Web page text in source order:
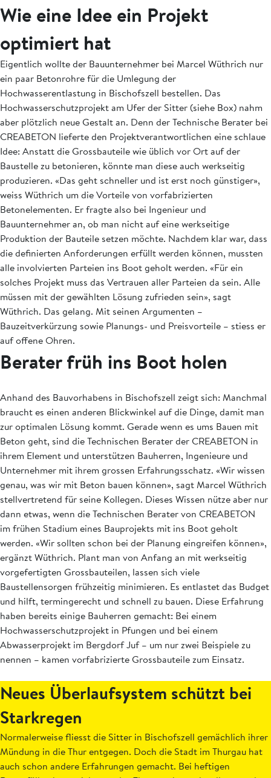
Wie eine Idee ein Projekt
optimiert hat
Eigentlich wollte der Bauunternehmer bei Marcel Wüthrich nur
ein paar Betonrohre für die Umlegung der
Hochwasserentlastung in Bischofszell bestellen. Das
Hochwasserschutzprojekt am Ufer der Sitter (siehe Box) nahm
aber plötzlich neue Gestalt an. Denn der Technische Berater bei
CREABETON lieferte den Projektverantwortlichen eine schlaue
Idee: Anstatt die Grossbauteile wie üblich vor Ort auf der
Baustelle zu betonieren, könnte man diese auch werkseitig
produzieren. «Das geht schneller und ist erst noch günstiger»,
weiss Wüthrich um die Vorteile von vorfabrizierten
Betonelementen. Er fragte also bei Ingenieur und
Bauunternehmer an, ob man nicht auf eine werkseitige
Produktion der Bauteile setzen möchte. Nachdem klar war, dass
die definierten Anforderungen erfüllt werden können, mussten
alle involvierten Parteien ins Boot geholt werden. «Für ein
solches Projekt muss das Vertrauen aller Parteien da sein. Alle
müssen mit der ­gewählten Lösung zufrieden sein», sagt
Wüthrich. Das gelang. Mit seinen Argu­menten –
Bauzeitverkürzung sowie ­Planungs- und Preisvorteile – stiess er
auf offene ­Ohren.
Berater früh ins Boot holen
Anhand des Bauvorhabens in Bischofszell zeigt sich: Manchmal
braucht es einen anderen Blickwinkel auf die Dinge, damit man
zur optimalen Lösung kommt. Gerade wenn es ums Bauen mit
Beton geht, sind die Technischen Berater der CREABETON in
ihrem Element und unterstützen Bauherren, Ingenieure und
Unternehmer mit ihrem grossen Erfahrungsschatz. «Wir wissen
genau, was wir mit Beton bauen können», sagt Marcel Wüthrich
stellvertretend für seine Kollegen. Dieses Wissen nütze aber nur
dann etwas, wenn die Technischen Berater von CREABETON
im frühen ­Stadium eines Bauprojekts mit ins Boot ­geholt
werden. «Wir sollten schon bei der Planung eingreifen können»,
ergänzt Wüthrich. Plant man von Anfang an mit werkseitig
vorgefertigten Grossbauteilen, lassen sich viele
Baustellensorgen frühzeitig minimieren. Es entlastet das Budget
und hilft, termingerecht und schnell zu bauen. Diese Erfahrung
haben bereits einige ­Bauherren gemacht: Bei einem
Hochwasserschutzprojekt in Pfungen und bei einem
Abwasserprojekt im Bergdorf Juf – um nur zwei Beispiele zu
nennen – kamen vorfabrizierte Grossbauteile zum Einsatz.
Neues Überlauf­system schützt bei
Starkregen
Normalerweise fliesst die Sitter in Bischofszell gemächlich ihrer
Mündung in die Thur entgegen. Doch die Stadt im Thurgau hat
auch schon andere Erfahrungen gemacht. ­­Bei heftigen